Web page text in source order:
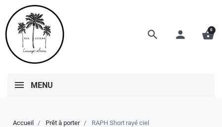
search person shopping_basket
0
MENU
Accueil Prêt à porter RAPH Short rayé ciel